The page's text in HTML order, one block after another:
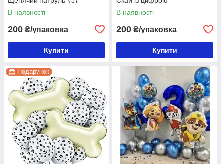
В наявності
200 ₴/упаковка
Купити
В наявності
200 ₴/упаковка
Купити
Подарунок